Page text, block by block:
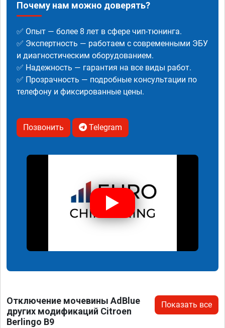
Почему нам можно доверять?
✅ Опыт — более 8 лет в сфере чип-тюнинга.
✅ Экспертность — работаем с современными ЭБУ
и диагностическим оборудованием.
✅ Надежность — гарантия на все виды работ.
✅ Прозрачность — подробные консультации по
телефону и фиксированные цены.
Позвонить Telegram
Отключение мочевины AdBlue
других модификаций Citroen
Berlingo B9
Показать все